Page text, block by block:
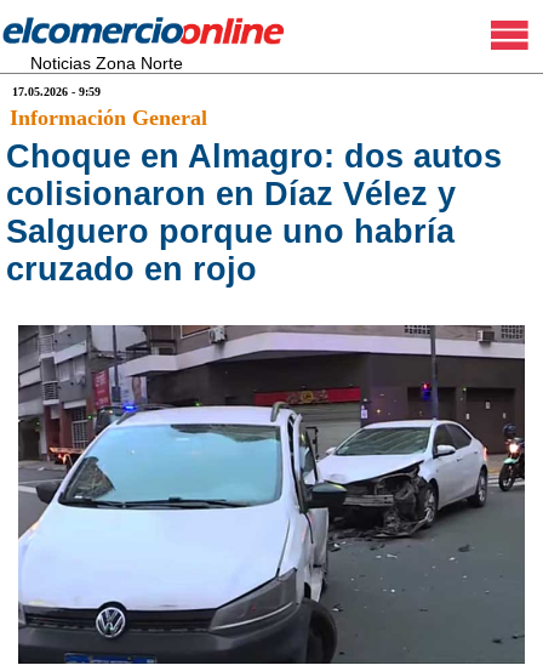
Noticias Zona Norte
17.05.2026 - 9:59
Información General
Choque en Almagro: dos autos
colisionaron en Díaz Vélez y
Salguero porque uno habría
cruzado en rojo